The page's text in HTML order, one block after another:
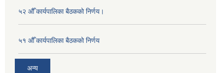
५२ औँ कार्यपालिका बैठकको निर्णय।
५१ औँ कार्यपालिका बैठकको निर्णय
अन्य